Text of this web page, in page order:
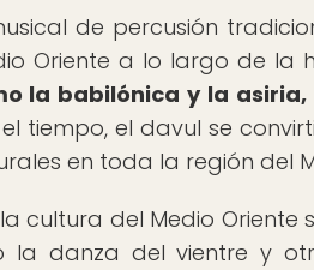
de percusión
Oriente a lo largo de la
la babilónica y la
tiempo, el davul se
en toda la región del
cultura del Medio Oriente
la danza del vientre y